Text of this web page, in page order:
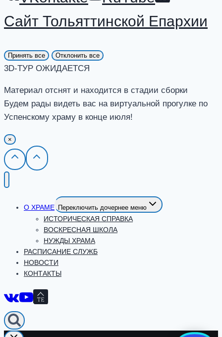
Сайт Тольяттинской Епархии
Принять все Отклонить все
3D-ТУР ОЖИДАЕТСЯ
Материал отснят и находится в стадии сборки
Будем рады видеть вас на виртуальной прогулке по
Успенскому храму в конце июля!
×
О ХРАМЕ Переключить дочернее меню
ИСТОРИЧЕСКАЯ СПРАВКА
ВОСКРЕСНАЯ ШКОЛА
НУЖДЫ ХРАМА
РАСПИСАНИЕ СЛУЖБ
НОВОСТИ
КОНТАКТЫ